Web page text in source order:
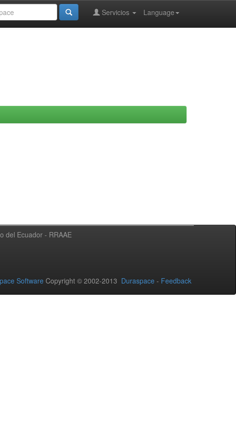
Language
Servicios
del Ecuador - RRAAE
Software Copyright © 2002-2013 Duraspace - Feedback